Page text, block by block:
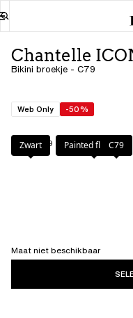
Chantelle
Bikini broekje - C79
Web Only -50%
Kleur: C79
Zwart Painted flowers
C79
Maat niet beschikbaar